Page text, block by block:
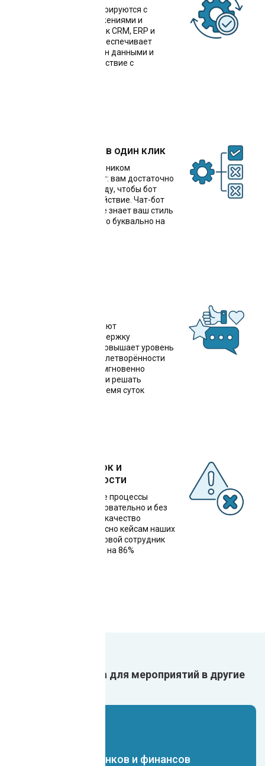
Чат-боты легко интегрируются с
популярными приложениями и
системами, такими как CRM, ERP и
мессенджеры. Это обеспечивает
бесперебойный обмен данными и
упрощает взаимодействие с
Решение задачи в один клик
Общение с ИИ-сотрудником
происходит через чат: вам достаточно
написать одну команду, чтобы бот
выполнил нужное действие. Чат-бот
для мероприятий уже знает ваш стиль
работы: мы обучим его буквально на
Чат-боты обеспечивают
круглосуточную поддержку
пользователей, что повышает уровень
обслуживания и удовлетворённости
клиентов. Они могут мгновенно
отвечать на запросы и решать
проблемы в любое время суток
Снижение ошибок и
улучшение точности
Автоматизированные процессы
выполняются последовательно и без
сбоев, что повышает качество
обслуживания. Согласно кейсам наших
клиентов, один цифровой сотрудник
снижает риск ошибок на 86%
Внедрить чат-бота для мероприятий в другие
Чат-бот для банков и финансов